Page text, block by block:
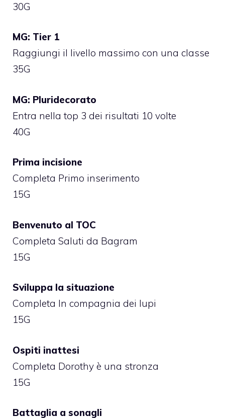
30G
MG: Tier 1
Raggiungi il livello massimo con una classe
35G
MG: Pluridecorato
Entra nella top 3 dei risultati 10 volte
40G
Prima incisione
Completa Primo inserimento
15G
Benvenuto al TOC
Completa Saluti da Bagram
15G
Sviluppa la situazione
Completa In compagnia dei lupi
15G
Ospiti inattesi
Completa Dorothy è una stronza
15G
Battaglia a sonagli